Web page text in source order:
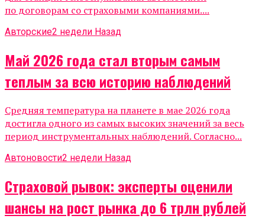
по договорам со страховыми компаниями....
Авторские2 недели Назад
Май 2026 года стал вторым самым
теплым за всю историю наблюдений
Средняя температура на планете в мае 2026 года
достигла одного из самых высоких значений за весь
период инструментальных наблюдений. Согласно...
Автоновости2 недели Назад
Страховой рывок: эксперты оценили
шансы на рост рынка до 6 трлн рублей